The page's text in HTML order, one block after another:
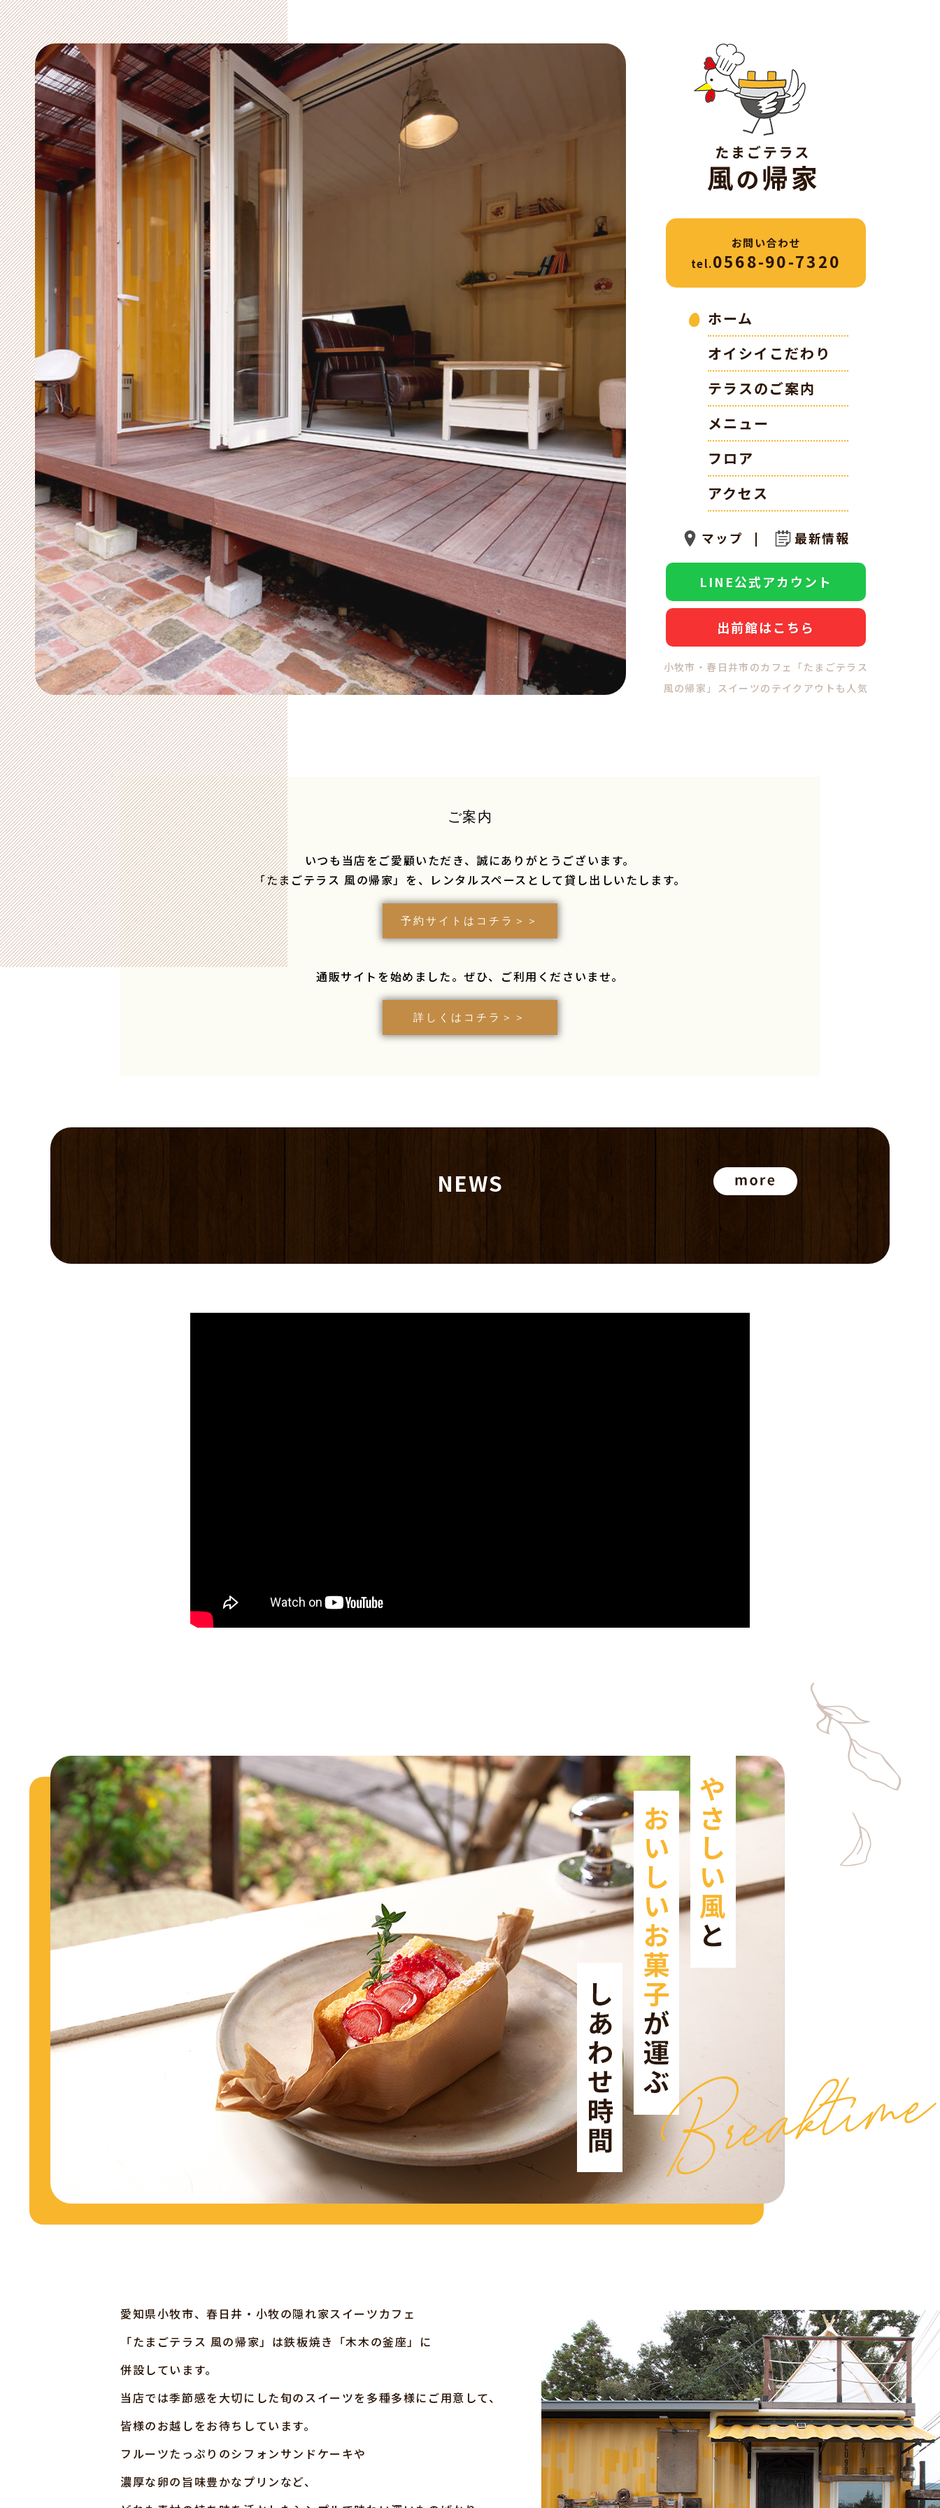
お問い合わせ
tel.0568-90-7320
ホーム
オイシイこだわり
テラスのご案内
メニュー
フロア
アクセス
マップ 最新情報
LINE公式アカウント
出前館はこちら
小牧市・春日井市のカフェ「たまごテラス
風の帰家」スイーツのテイクアウトも人気
ご案内
いつも当店をご愛顧いただき、誠にありがとうございます。
「たまごテラス 風の帰家」を、
レンタルスペースとして貸し出しいたします。
予約サイトはコチラ＞＞
通販サイトを始めました。ぜひ、ご利用くださいませ。
詳しくはコチラ＞＞
NEWS
愛知県小牧市、春日井・小牧の隠れ家スイーツカフェ
「たまごテラス 風の帰家」は鉄板焼き「木木の釜座」に
併設しています。
当店では季節感を大切にした旬のスイーツを多種多様にご用意して、
皆様のお越しをお待ちしています。
フルーツたっぷりのシフォンサンドケーキや
濃厚な卵の旨味豊かなプリンなど、